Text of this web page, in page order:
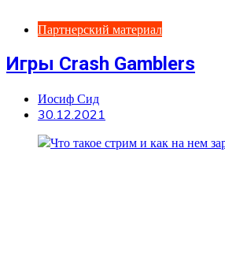
Партнерский материал
Игры Crash Gamblers
Иосиф Сид
30.12.2021